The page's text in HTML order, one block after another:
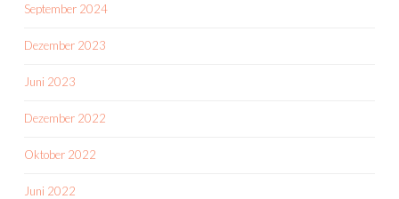
September 2024
Dezember 2023
Juni 2023
Dezember 2022
Oktober 2022
Juni 2022